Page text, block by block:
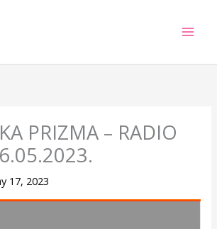
PRIZMA – RADIO
17, 2023